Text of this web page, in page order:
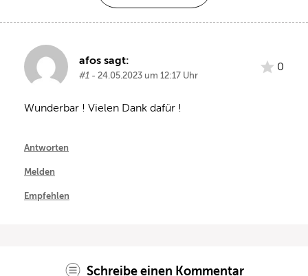
afos sagt:
#1 - 24.05.2023 um 12:17 Uhr
0
Wunderbar ! Vielen Dank dafür !
Antworten
Melden
Empfehlen
Schreibe einen Kommentar